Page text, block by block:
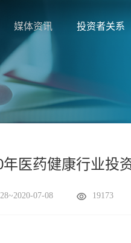
媒体资讯 投资者关系
年医药健康行业投
07-08 19173